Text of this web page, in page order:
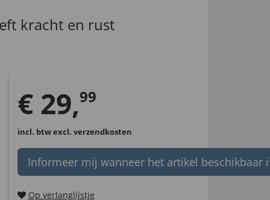
kracht en rust
€ 29,99
incl. btwexcl. verzendkosten
Informeer mij wanneer het artikel beschikbaar
Op verlanglijstje